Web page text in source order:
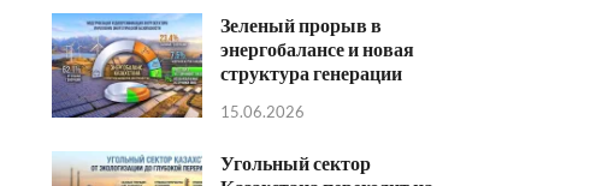
Зеленый прорыв в
энергобалансе и новая
структура генерации
15.06.2026
Угольный сектор